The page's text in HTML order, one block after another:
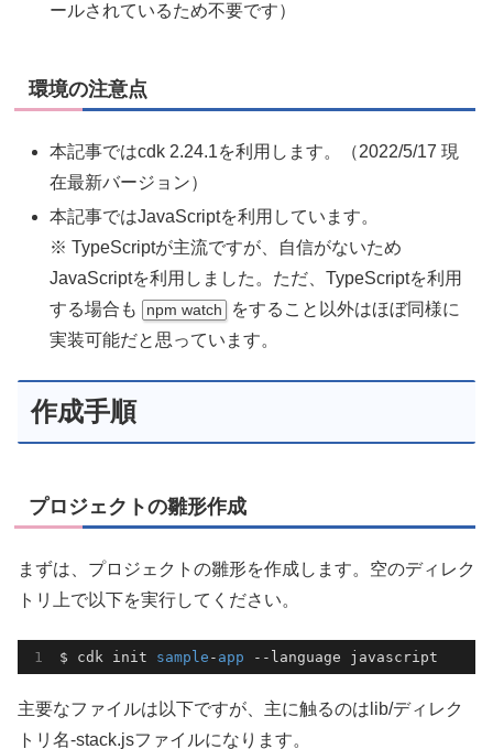
ールされているため不要です）
環境の注意点
本記事ではcdk 2.24.1を利用します。（2022/5/17 現
在最新バージョン）
本記事ではJavaScriptを利用しています。
※ TypeScriptが主流ですが、自信がないため
JavaScriptを利用しました。ただ、TypeScriptを利用
する場合も
npm watch
をすること以外はほぼ同様に
実装可能だと思っています。
作成手順
プロジェクトの雛形作成
まずは、プロジェクトの雛形を作成します。空のディレク
トリ上で以下を実行してください。
$ cdk init sample - app --language javascript
主要なファイルは以下ですが、主に触るのはlib/ディレク
トリ名-stack.jsファイルになります。